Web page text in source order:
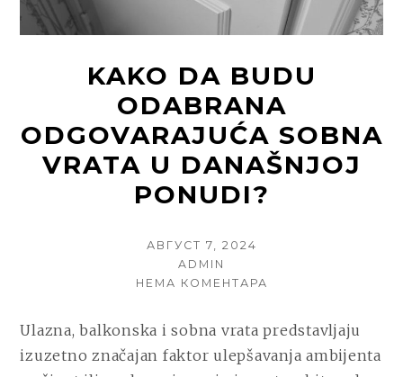
KAKO DA BUDU
ODABRANA
ODGOVARAJUĆA SOBNA
VRATA U DANAŠNJOJ
PONUDI?
POSTED
АВГУСТ 7, 2024
AUTHOR
ADMIN
НЕМА КОМЕНТАРА
BUDU
ODABRANA
Ulazna, balkonska i sobna vrata predstavljaju
izuzetno značajan faktor ulepšavanja ambijenta